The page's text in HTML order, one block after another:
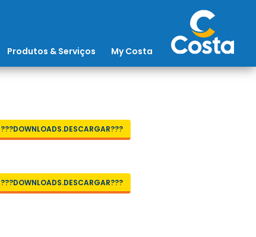
Produtos & Serviços My Costa
???DOWNLOADS.DESCARGAR???
???DOWNLOADS.DESCARGAR???